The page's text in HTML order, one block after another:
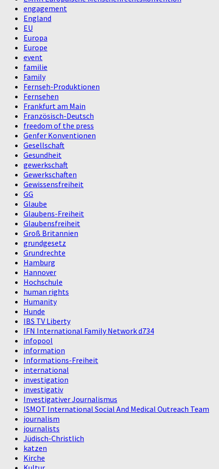
engagement
England
EU
Europa
Europe
event
familie
Family
Fernseh-Produktionen
Fernsehen
Frankfurt am Main
Französisch-Deutsch
freedom of the press
Genfer Konventionen
Gesellschaft
Gesundheit
gewerkschaft
Gewerkschaften
Gewissensfreiheit
GG
Glaube
Glaubens-Freiheit
Glaubensfreiheit
Groß Britannien
grundgesetz
Grundrechte
Hamburg
Hannover
Hochschule
human rights
Humanity
Hunde
IBS TV Liberty
IFN International Family Network d734
infopool
information
Informations-Freiheit
international
investigation
investigativ
Investigativer Journalismus
ISMOT International Social And Medical Outreach Team
journalism
journalists
Jüdisch-Christlich
katzen
Kirche